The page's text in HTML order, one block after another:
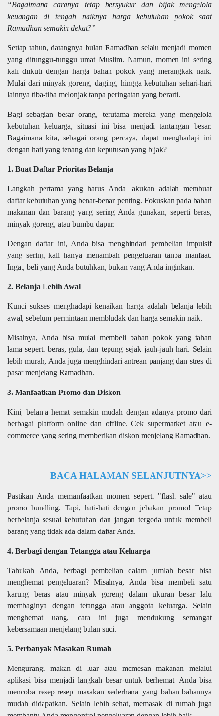
“Bagaimana caranya tetap bersyukur dan bijak mengelola
keuangan di tengah naiknya harga kebutuhan pokok saat
Ramadhan semakin dekat?”
Setiap tahun, datangnya bulan Ramadhan selalu menjadi momen
yang ditunggu-tunggu umat Muslim. Namun, momen ini sering
kali diikuti dengan harga bahan pokok yang merangkak naik.
Mulai dari minyak goreng, daging, hingga kebutuhan sehari-hari
lainnya tiba-tiba melonjak tanpa peringatan yang berarti.
Bagi sebagian besar orang, terutama mereka yang mengelola
kebutuhan keluarga, situasi ini bisa menjadi tantangan besar.
Bagaimana kita, sebagai orang percaya, dapat menghadapi ini
dengan hati yang tenang dan keputusan yang bijak?
1. Buat Daftar Prioritas Belanja
Langkah pertama yang harus Anda lakukan adalah membuat
daftar kebutuhan yang benar-benar penting. Fokuskan pada bahan
makanan dan barang yang sering Anda gunakan, seperti beras,
minyak goreng, atau bumbu dapur.
Dengan daftar ini, Anda bisa menghindari pembelian impulsif
yang sering kali hanya menambah pengeluaran tanpa manfaat.
Ingat, beli yang Anda butuhkan, bukan yang Anda inginkan.
2. Belanja Lebih Awal
Kunci sukses menghadapi kenaikan harga adalah belanja lebih
awal, sebelum permintaan membludak dan harga semakin naik.
Misalnya, Anda bisa mulai membeli bahan pokok yang tahan
lama seperti beras, gula, dan tepung sejak jauh-jauh hari. Selain
lebih murah, Anda juga menghindari antrean panjang dan stres di
pasar menjelang Ramadhan.
3. Manfaatkan Promo dan Diskon
Kini, belanja hemat semakin mudah dengan adanya promo dari
berbagai platform online dan offline. Cek supermarket atau e-
commerce yang sering memberikan diskon menjelang Ramadhan.
BACA HALAMAN SELANJUTNYA>>
Pastikan Anda memanfaatkan momen seperti "flash sale" atau
promo bundling. Tapi, hati-hati dengan jebakan promo! Tetap
berbelanja sesuai kebutuhan dan jangan tergoda untuk membeli
barang yang tidak ada dalam daftar Anda.
4. Berbagi dengan Tetangga atau Keluarga
Tahukah Anda, berbagi pembelian dalam jumlah besar bisa
menghemat pengeluaran? Misalnya, Anda bisa membeli satu
karung beras atau minyak goreng dalam ukuran besar lalu
membaginya dengan tetangga atau anggota keluarga. Selain
menghemat uang, cara ini juga mendukung semangat
kebersamaan menjelang bulan suci.
5. Perbanyak Masakan Rumah
Mengurangi makan di luar atau memesan makanan melalui
aplikasi bisa menjadi langkah besar untuk berhemat. Anda bisa
mencoba resep-resep masakan sederhana yang bahan-bahannya
mudah didapatkan. Selain lebih sehat, memasak di rumah juga